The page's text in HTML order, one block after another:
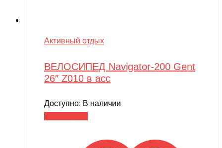
Активный отдых
ВЕЛОСИПЕД Navigator-200 Gent
26″ Z010 в асс
Доступно: В наличии